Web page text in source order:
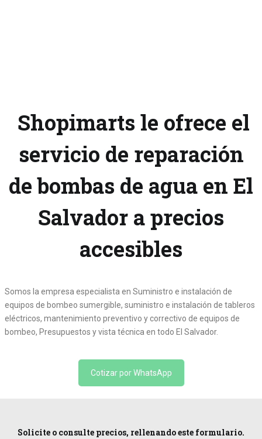
Shopimarts le ofrece el
servicio de reparación
de bombas de agua en El
Salvador a precios
accesibles
Somos la empresa especialista en Suministro e instalación de
equipos de bombeo sumergible, suministro e instalación de tableros
eléctricos, mantenimiento preventivo y correctivo de equipos de
bombeo, Presupuestos y vista técnica en todo El Salvador.
Cotizar por WhatsApp
Solicite o consulte precios, rellenando este formulario.